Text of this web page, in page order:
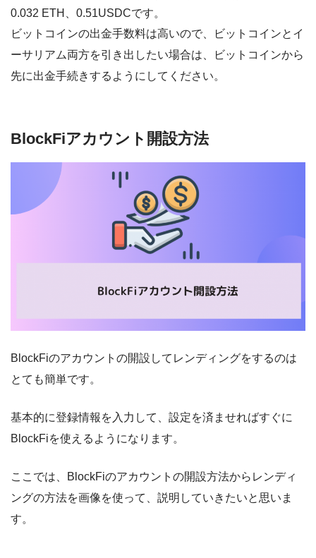
0.032 ETH、0.51USDCです。
ビットコインの出金手数料は高いので、ビットコインとイ
ーサリアム両方を引き出したい場合は、ビットコインから
先に出金手続きするようにしてください。
BlockFiアカウント開設方法
BlockFiのアカウントの開設してレンディングをするのは
とても簡単です。
基本的に登録情報を入力して、設定を済ませればすぐに
BlockFiを使えるようになります。
ここでは、BlockFiのアカウントの開設方法からレンディ
ングの方法を画像を使って、説明していきたいと思いま
す。